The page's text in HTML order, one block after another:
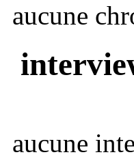
aucune
aucune